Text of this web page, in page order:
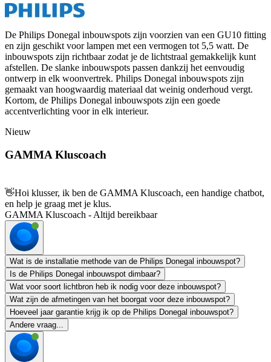
De Philips Donegal inbouwspots zijn voorzien van een GU10 fitting
en zijn geschikt voor lampen met een vermogen tot 5,5 watt. De
inbouwspots zijn richtbaar zodat je de lichtstraal gemakkelijk kunt
afstellen. De slanke inbouwspots passen dankzij het eenvoudig
ontwerp in elk woonvertrek. Philips Donegal inbouwspots zijn
gemaakt van hoogwaardig materiaal dat weinig onderhoud vergt.
Kortom, de Philips Donegal inbouwspots zijn een goede
accentverlichting voor in elk interieur.
Nieuw
GAMMA Kluscoach
👋Hoi klusser, ik ben de GAMMA Kluscoach, een handige chatbot,
en help je graag met je klus.
GAMMA Kluscoach - Altijd bereikbaar
Wat is de installatie methode van de Philips Donegal inbouwspot?
Is de Philips Donegal inbouwspot dimbaar?
Wat voor soort lichtbron heb ik nodig voor deze inbouwspot?
Wat zijn de afmetingen van het boorgat voor deze inbouwspot?
Hoeveel jaar garantie krijg ik op de Philips Donegal inbouwspot?
Andere vraag...